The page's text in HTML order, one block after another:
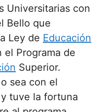
Universitarias con
Bello que
Ley de Educación
el Programa de
Superior.
sea con el
tuve la fortuna